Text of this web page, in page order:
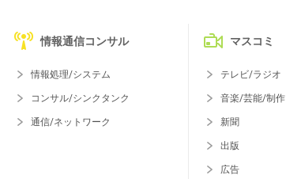
情報通信コンサル
情報処理/システム
コンサル/シンクタンク
通信/ネットワーク
マスコミ
テレビ/ラジオ
音楽/芸能/制作
新聞
出版
広告